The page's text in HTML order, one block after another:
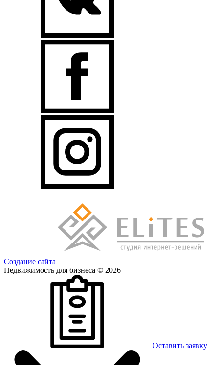
Создание сайта
Недвижимость для бизнеса © 2026
Оставить заявку